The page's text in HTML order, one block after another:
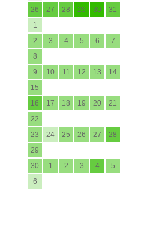
26 27 28 29 30
31
1
2
3 4 5 6
7
8
9
10 11 12 13
14
15
16
17 18 19 20
21
22
23
24 25 26 27
28
29
30
1 2 3 4
5
6